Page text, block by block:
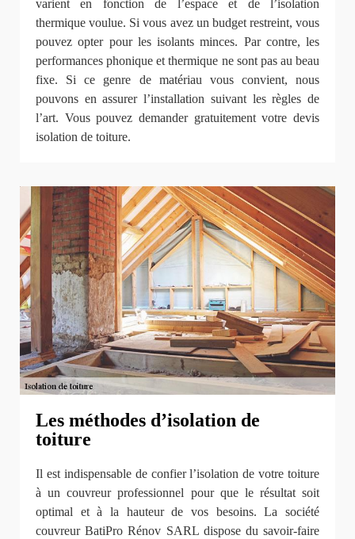
varient en fonction de l’espace et de l’isolation
thermique voulue. Si vous avez un budget restreint, vous
pouvez opter pour les isolants minces. Par contre, les
performances phonique et thermique ne sont pas au beau
fixe. Si ce genre de matériau vous convient, nous
pouvons en assurer l’installation suivant les règles de
l’art. Vous pouvez demander gratuitement votre devis
isolation de toiture.
Les méthodes d’isolation de
toiture
Il est indispensable de confier l’isolation de votre toiture
à un couvreur professionnel pour que le résultat soit
optimal et à la hauteur de vos besoins. La société
couvreur BatiPro Rénov SARL dispose du savoir-faire